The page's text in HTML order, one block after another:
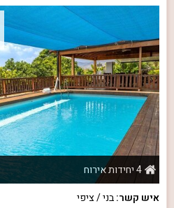
4 יחידות אירוח
איש קשר:בני / ציפי